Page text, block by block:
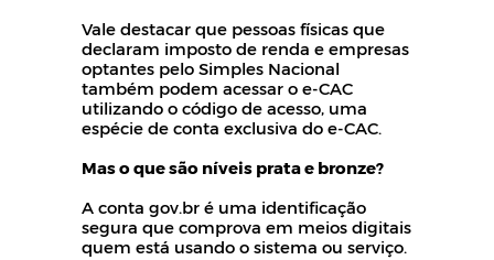
Vale destacar que pessoas físicas que
declaram imposto de renda e empresas
optantes pelo Simples Nacional
também podem acessar o e-CAC
utilizando o código de acesso, uma
espécie de conta exclusiva do e-CAC.
Mas o que são níveis prata e bronze?
A conta gov.br é uma identificação
segura que comprova em meios digitais
quem está usando o sistema ou serviço.